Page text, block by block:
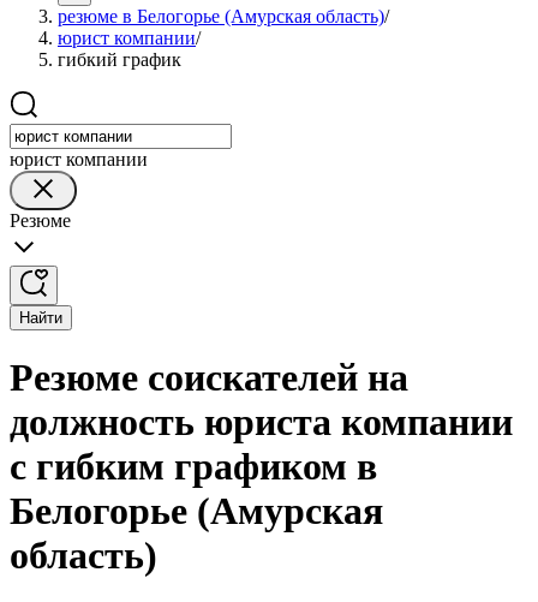
резюме в Белогорье (Амурская область)/
юрист компании/
гибкий график
юрист компании
Резюме
Найти
Резюме соискателей на
должность юриста компании
с гибким графиком в
Белогорье (Амурская
область)